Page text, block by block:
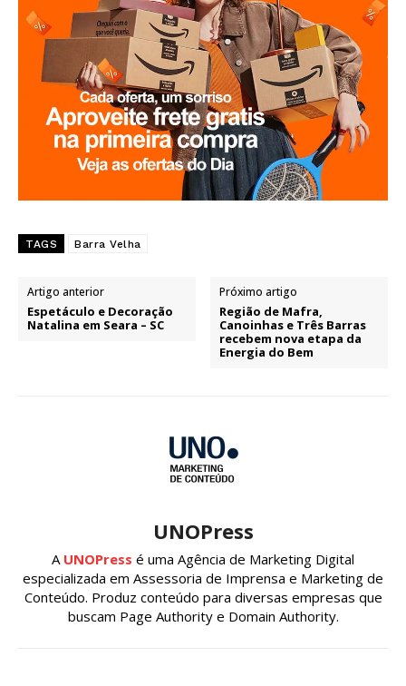
TAGS Barra Velha
Artigo anterior
Espetáculo e Decoração
Natalina em Seara – SC
Próximo artigo
Região de Mafra,
Canoinhas e Três Barras
recebem nova etapa da
Energia do Bem
UNOPress
A UNOPress é uma Agência de Marketing Digital
especializada em Assessoria de Imprensa e Marketing de
Conteúdo. Produz conteúdo para diversas empresas que
buscam Page Authority e Domain Authority.